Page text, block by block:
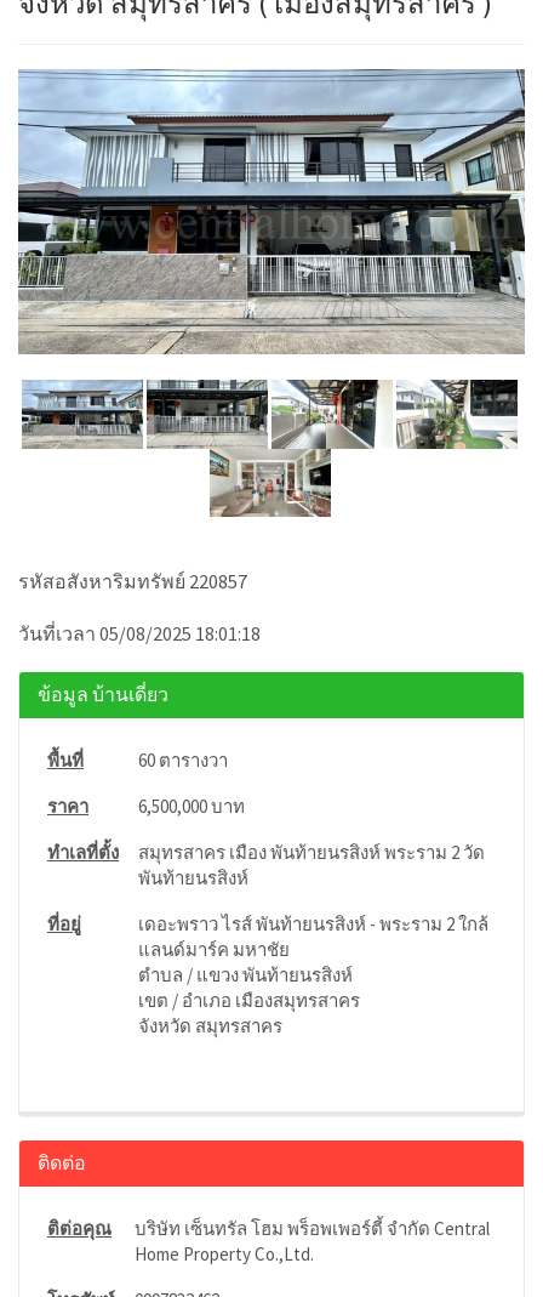
รหัสอสังหาริมทรัพย์ 220857
วันที่เวลา 05/08/2025 18:01:18
ข้อมูล บ้านเดี่ยว
พื้นที่
60 ตารางวา
ราคา
6,500,000 บาท
ทำเลที่ตั้ง
สมุทรสาคร เมือง พันท้ายนรสิงห์ พระราม 2 วัด
พันท้ายนรสิงห์
ที่อยู่
เดอะพราว ไรส์ พันท้ายนรสิงห์ - พระราม 2 ใกล้
แลนด์มาร์ค มหาชัย
ตำบล / แขวง พันท้ายนรสิงห์
เขต / อำเภอ เมืองสมุทรสาคร
จังหวัด สมุทรสาคร
ติดต่อ
ติต่อคุณ
บริษัท เซ็นทรัล โฮม พร็อพเพอร์ตี้ จำกัด Central
Home Property Co.,Ltd.